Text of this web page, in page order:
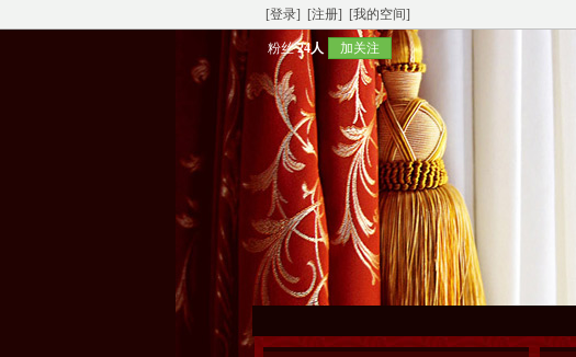
[登录] [注册] [我的空间]
粉丝24人 加关注